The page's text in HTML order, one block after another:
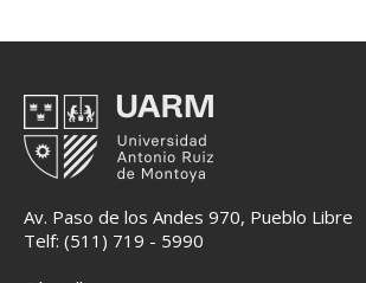
Av. Paso de los Andes 970, Pueblo Libre
Telf: (511) 719 - 5990